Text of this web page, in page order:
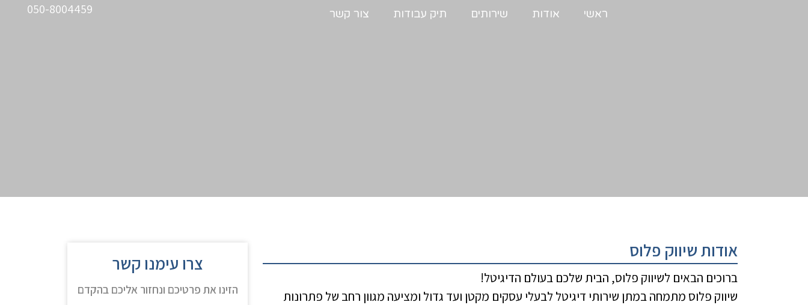
ראשי אודות שירותים תיק עבודות צור קשר 050-8004459
אודות שיווק פלוס
ברוכים הבאים לשיווק פלוס, הבית שלכם בעולם הדיגיטל!
שיווק פלוס מתמחה במתן שירותי דיגיטל לבעלי עסקים מקטן ועד גדול ומציעה מגוון רחב של פתרונות
צרו עימנו קשר
הזינו את פרטיכם ונחזור אליכם בהקדם